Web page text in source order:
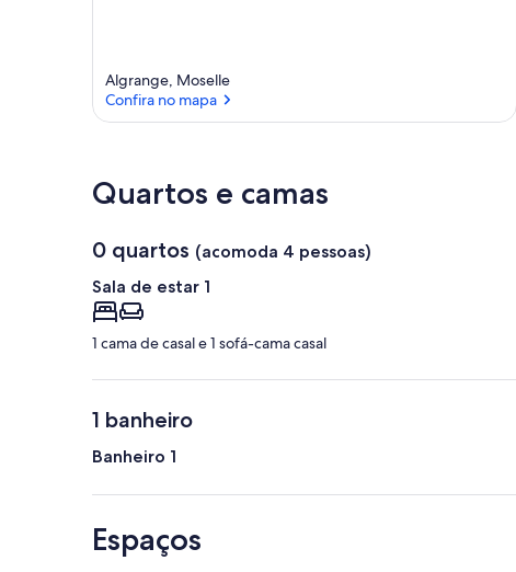
Algrange, Moselle
Confira no mapa
Quartos e camas
0 quartos (acomoda 4 pessoas)
Sala de estar 1
1 cama de casal e 1 sofá-cama casal
1 banheiro
Banheiro 1
Espaços